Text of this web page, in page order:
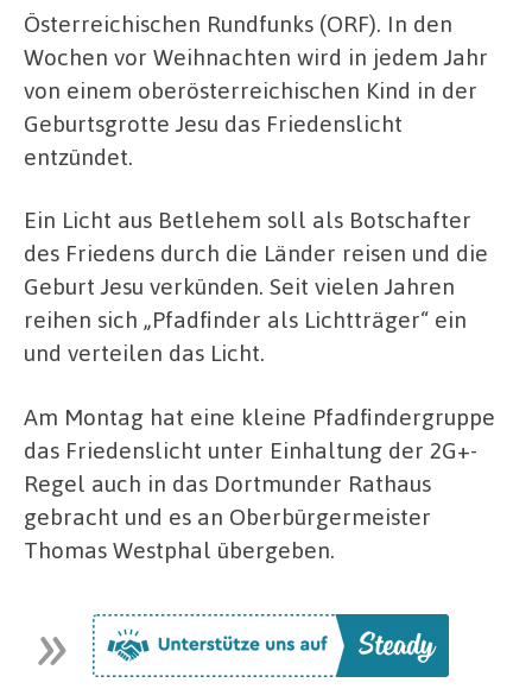
Österreichischen Rundfunks (ORF). In den
Wochen vor Weihnachten wird in jedem Jahr
von einem oberösterreichischen Kind in der
Geburtsgrotte Jesu das Friedenslicht
entzündet.
Ein Licht aus Betlehem soll als Botschafter
des Friedens durch die Länder reisen und die
Geburt Jesu verkünden. Seit vielen Jahren
reihen sich „Pfadfinder als Lichtträger“ ein
und verteilen das Licht.
Am Montag hat eine kleine Pfadfindergruppe
das Friedenslicht unter Einhaltung der 2G+-
Regel auch in das Dortmunder Rathaus
gebracht und es an Oberbürgermeister
Thomas Westphal übergeben.